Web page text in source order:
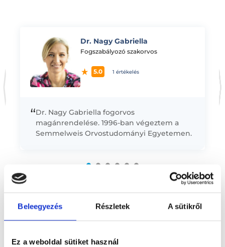
Beleegyezés Részletek A sütikről
Ez a weboldal sütiket használ
Dr. Nagy Gabriella
Fogszabályozó szakorvos
5.0 1 értékelés
“Dr. Nagy Gabriella fogorvos
magánrendelése. 1996-ban végeztem a
Semmelweis Orvostudományi Egyetemen.
majd 3 év fogszabályozás-szakrendelési...
Előző
* Szakorvos jelölt (rezidens): általános orvosi oklevéllel rendelkező
orvos, aki jogszabályok szerinti szakorvosi szakképesítés
megszerzésére irányuló képzésben vesz részt. Ezen orvosok által
önállóan nem végezhető szakmai tevékenységért teljes
felelősséggel tartozik és azt közvetlenül felügyeli az egészségügyi
szolgáltató szakorvosa az első részvizsgáig, utána pedig a
és szakorvosjelölt esetén.